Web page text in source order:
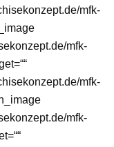
mfk-
mfk-
mfk-
mfk-